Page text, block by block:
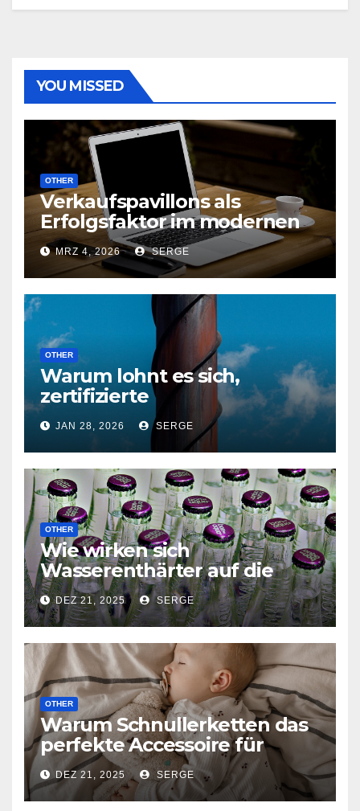
YOU MISSED
OTHER
Verkaufspavillons als
Erfolgsfaktor im modernen
Handel – Lösungen von M&W
Construction
MRZ 4, 2026 SERGE
OTHER
Warum lohnt es sich,
zertifizierte
Schornsteinsysteme eines
bewährten Herstellers zu
wählen?
JAN 28, 2026 SERGE
OTHER
Wie wirken sich
Wasserenthärter auf die
Lebensdauer Ihrer
Haushaltsgeräte aus?
DEZ 21, 2025 SERGE
OTHER
Warum Schnullerketten das
perfekte Accessoire für
Babys sind
DEZ 21, 2025 SERGE